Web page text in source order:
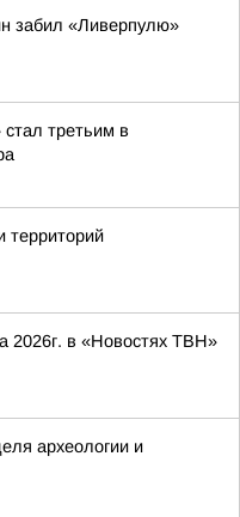
забил «Ливерпулю»
третьим в
территорий
2026г. в «Новостях ТВН»
археологии и